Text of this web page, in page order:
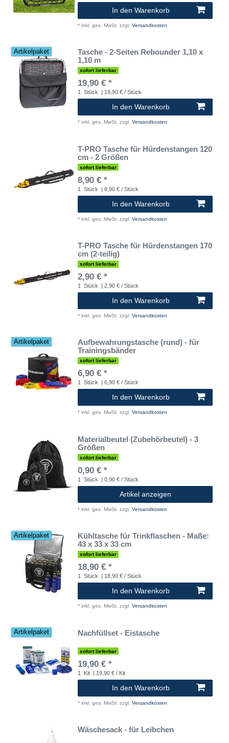
In den Warenkorb
* inkl. ges. MwSt. zzgl. Versandkosten
Artikelpaket
Tasche - 2-Seiten Rebounder 1,10 x
1,10 m
sofort lieferbar
19,90 € *
1 Stück | 19,90 € / Stück
In den Warenkorb
* inkl. ges. MwSt. zzgl. Versandkosten
T-PRO Tasche für Hürdenstangen 120
cm - 2 Größen
sofort lieferbar
8,90 € *
1 Stück | 8,90 € / Stück
In den Warenkorb
* inkl. ges. MwSt. zzgl. Versandkosten
T-PRO Tasche für Hürdenstangen 170
cm (2-teilig)
sofort lieferbar
2,90 € *
1 Stück | 2,90 € / Stück
In den Warenkorb
* inkl. ges. MwSt. zzgl. Versandkosten
Artikelpaket
Aufbewahrungstasche (rund) - für
Trainingsbänder
sofort lieferbar
6,90 € *
1 Stück | 6,90 € / Stück
In den Warenkorb
* inkl. ges. MwSt. zzgl. Versandkosten
Materialbeutel (Zubehörbeutel) - 3
Größen
sofort lieferbar
0,90 € *
1 Stück | 0,90 € / Stück
Artikel anzeigen
* inkl. ges. MwSt. zzgl. Versandkosten
Artikelpaket
Kühltasche für Trinkflaschen - Maße:
43 x 33 x 33 cm
sofort lieferbar
18,90 € *
1 Stück | 18,90 € / Stück
In den Warenkorb
* inkl. ges. MwSt. zzgl. Versandkosten
Artikelpaket Nachfüllset - Eistasche
sofort lieferbar
19,90 € *
1 Kit | 19,90 € / Kit
In den Warenkorb
* inkl. ges. MwSt. zzgl. Versandkosten
Wäschesack - für Leibchen